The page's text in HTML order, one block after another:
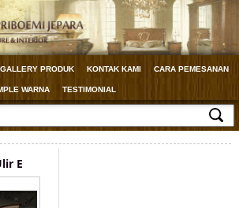
GALLERY PRODUK KONTAK KAMI CARA PEMESANAN
WARNA TESTIMONIAL
E